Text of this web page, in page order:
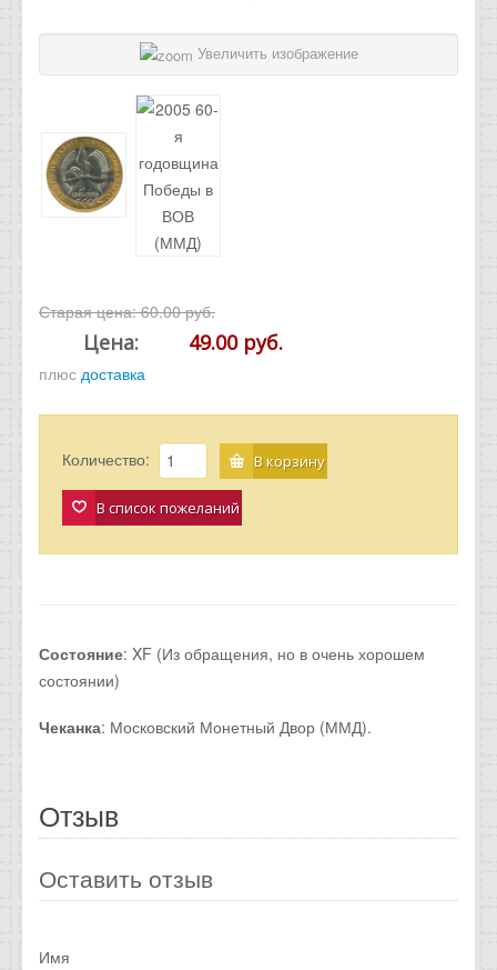
Увеличить изображение
Старая цена:60.00 руб.
Цена: 49.00 руб.
плюс доставка
Количество: В корзину
В список пожеланий
Состояние: XF (Из обращения, но в очень хорошем
состоянии)
Чеканка: Московский Монетный Двор (ММД).
Отзыв
Оставить отзыв
Имя